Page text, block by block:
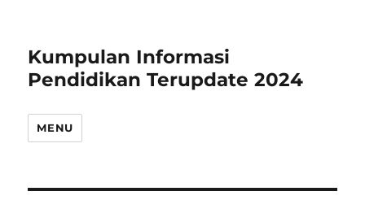
Kumpulan Informasi
Pendidikan Terupdate 2024
MENU